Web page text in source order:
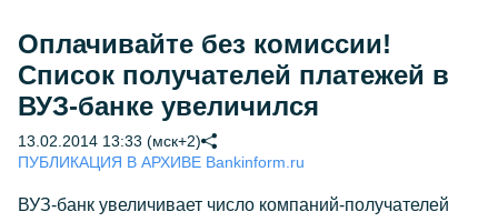
Оплачивайте без комиссии!
Список получателей платежей в
ВУЗ-банке увеличился
13.02.2014 13:33 (мск+2)
ПУБЛИКАЦИЯ В АРХИВЕ Bankinform.ru
ВУЗ-банк увеличивает число компаний-получателей